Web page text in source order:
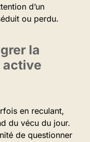
d’un
ou perdu.
la
en reculant,
du vécu du jour.
de questionner